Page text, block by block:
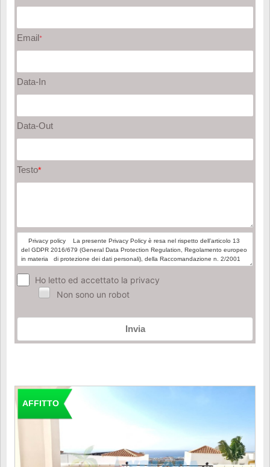
Email*
Data-In
Data-Out
Testo*
Ho letto ed accettato la privacy
Non sono un robot
Invia
AFFITTO